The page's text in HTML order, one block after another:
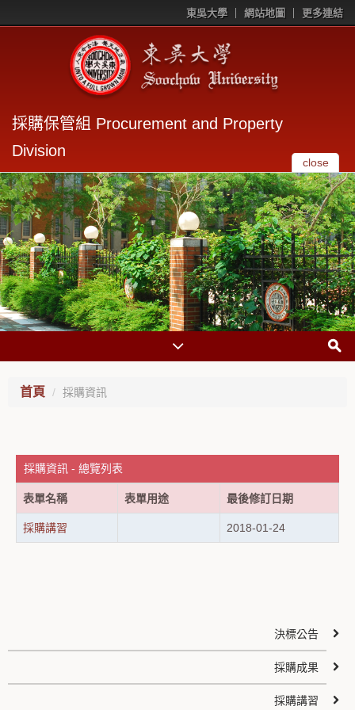
東吳大學 網站地圖 更多連結
採購保管組 Procurement and Property
Division
close
首頁 採購資訊
採購資訊 - 總覽列表
表單名稱 表單用途 最後修訂日期
採購講習 2018-01-24
決標公告
採購成果
採購講習